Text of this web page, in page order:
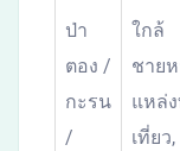
ป่า
ตอง /
กะรน
/
ใกล้
ชาย
แหล่
เที่ยว